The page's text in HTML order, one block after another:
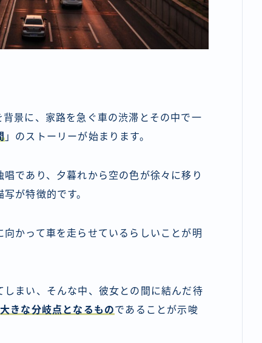
景に、家路を急ぐ車の渋滞とその中で一
」のストーリーが始まります。
であり、夕暮れから空の色が徐々に移り
が特徴的です。
かって車を走らせているらしいことが明
まい、そんな中、彼女との間に結んだ待
きな分岐点となるものであることが示唆